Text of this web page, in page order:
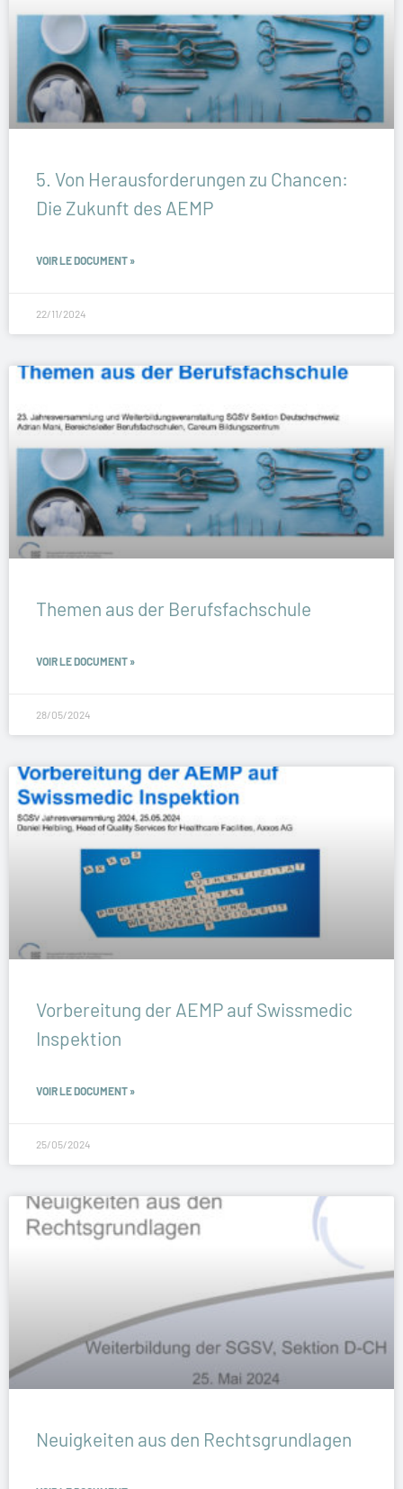
5. Von Herausforderungen zu Chancen:
Die Zukunft des AEMP
VOIR LE DOCUMENT »
22/11/2024
Themen aus der Berufsfachschule
VOIR LE DOCUMENT »
28/05/2024
Vorbereitung der AEMP auf Swissmedic
Inspektion
VOIR LE DOCUMENT »
25/05/2024
Neuigkeiten aus den Rechtsgrundlagen